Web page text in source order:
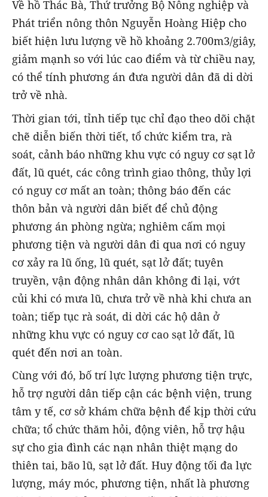
Về hồ Thác Bà, Thứ trưởng Bộ Nông nghiệp và
Phát triển nông thôn Nguyễn Hoàng Hiệp cho
biết hiện lưu lượng về hồ khoảng 2.700m3/giây,
giảm mạnh so với lúc cao điểm và từ chiều nay,
có thể tính phương án đưa người dân đã di dời
trở về nhà.
Thời gian tới, tỉnh tiếp tục chỉ đạo theo dõi chặt
chẽ diễn biến thời tiết, tổ chức kiểm tra, rà
soát, cảnh báo những khu vực có nguy cơ sạt lở
đất, lũ quét, các công trình giao thông, thủy lợi
có nguy cơ mất an toàn; thông báo đến các
thôn bản và người dân biết để chủ động
phương án phòng ngừa; nghiêm cấm mọi
phương tiện và người dân đi qua nơi có nguy
cơ xảy ra lũ ống, lũ quét, sạt lở đất; tuyên
truyền, vận động nhân dân không đi lại, vớt
củi khi có mưa lũ, chưa trở về nhà khi chưa an
toàn; tiếp tục rà soát, di dời các hộ dân ở
những khu vực có nguy cơ cao sạt lở đất, lũ
quét đến nơi an toàn.
Cùng với đó, bố trí lực lượng phương tiện trực,
hỗ trợ người dân tiếp cận các bệnh viện, trung
tâm y tế, cơ sở khám chữa bệnh để kịp thời cứu
chữa; tổ chức thăm hỏi, động viên, hỗ trợ hậu
sự cho gia đình các nạn nhân thiệt mạng do
thiên tai, bão lũ, sạt lở đất. Huy động tối đa lực
lượng, máy móc, phương tiện, nhất là phương